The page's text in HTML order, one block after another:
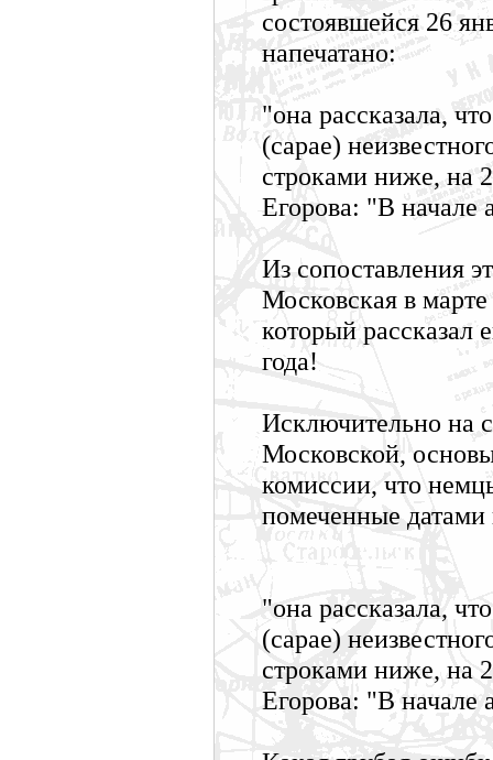
состоявшейся 26
напечатано:
"она рассказала,
(сарае)
строками ниже, на
Егорова: "В начале
Из сопоставления
Московская в
который рассказал
года!
Исключительно на
Московской,
комиссии, что
помеченные датами
"она рассказала,
(сарае)
строками ниже, на
Егорова: "В начале